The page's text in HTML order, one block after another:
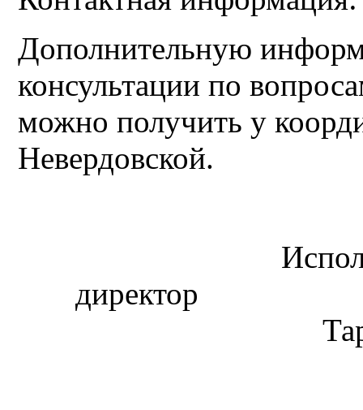
Дополнительную
консультации по
можно получить у
Невердовской.